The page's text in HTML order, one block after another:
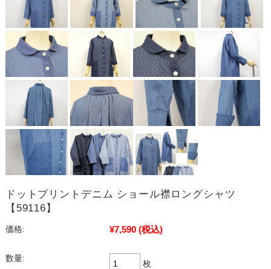
ドットプリントデニム ショール襟ロングシャツ
【59116】
価格: ¥7,590 (税込)
数量:
枚